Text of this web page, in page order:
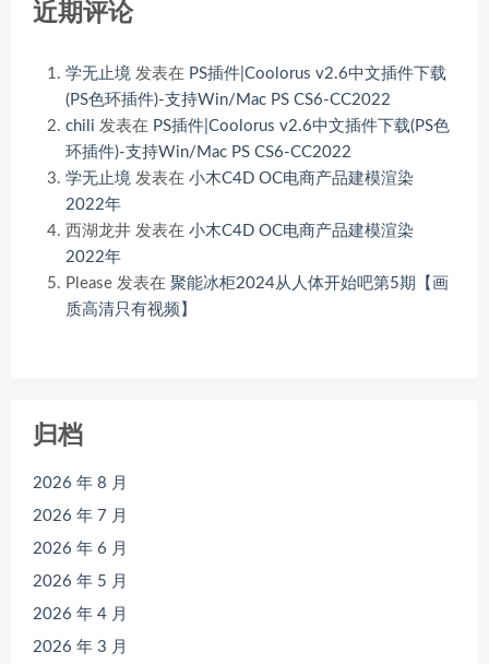
近期评论
学无止境 发表在 PS插件|Coolorus v2.6中文插件下载
(PS色环插件)-支持Win/Mac PS CS6-CC2022
chili 发表在 PS插件|Coolorus v2.6中文插件下载(PS色
环插件)-支持Win/Mac PS CS6-CC2022
学无止境 发表在 小木C4D OC电商产品建模渲染
2022年
西湖龙井 发表在 小木C4D OC电商产品建模渲染
2022年
Please 发表在 聚能冰柜2024从人体开始吧第5期【画
质高清只有视频】
归档
2026 年 8 月
2026 年 7 月
2026 年 6 月
2026 年 5 月
2026 年 4 月
2026 年 3 月